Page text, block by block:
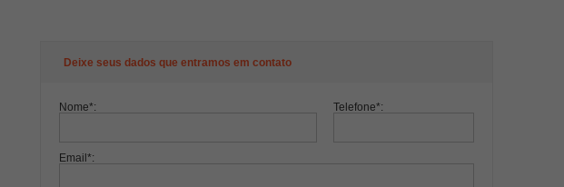
Deixe seus dados que entramos em contato
Nome*: Telefone*:
Email *: